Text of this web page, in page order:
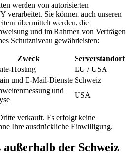
werden von autorisierten
verarbeitet. Sie können auch unseren
übermittelt werden, die
und im Rahmen von Verträgen
Schutzniveau gewährleisten:
Zweck
Serverstandort
Hosting
EU / USA
und E-Mail-Dienste Schweiz
und
USA
verkauft. Es erfolgt keine
Ihre ausdrückliche Einwilligung.
der Schweiz